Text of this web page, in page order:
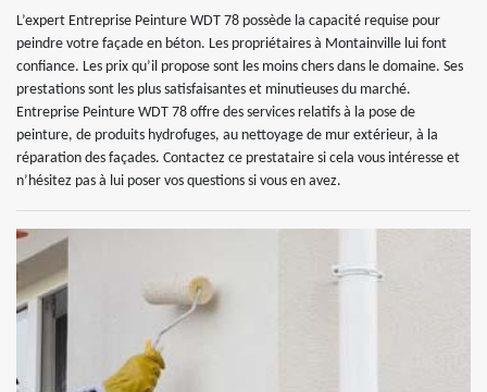
L’expert Entreprise Peinture WDT 78 possède la capacité requise pour
peindre votre façade en béton. Les propriétaires à Montainville lui font
confiance. Les prix qu’il propose sont les moins chers dans le domaine. Ses
prestations sont les plus satisfaisantes et minutieuses du marché.
Entreprise Peinture WDT 78 offre des services relatifs à la pose de
peinture, de produits hydrofuges, au nettoyage de mur extérieur, à la
réparation des façades. Contactez ce prestataire si cela vous intéresse et
n’hésitez pas à lui poser vos questions si vous en avez.